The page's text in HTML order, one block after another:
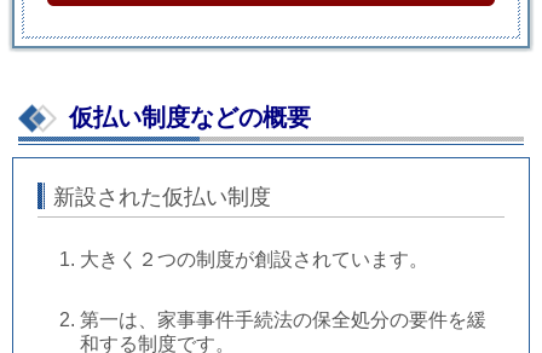
仮払い制度などの概要
新設された仮払い制度
大きく２つの制度が創設されています。
第一は、家事事件手続法の保全処分の要件を緩
和する制度です。